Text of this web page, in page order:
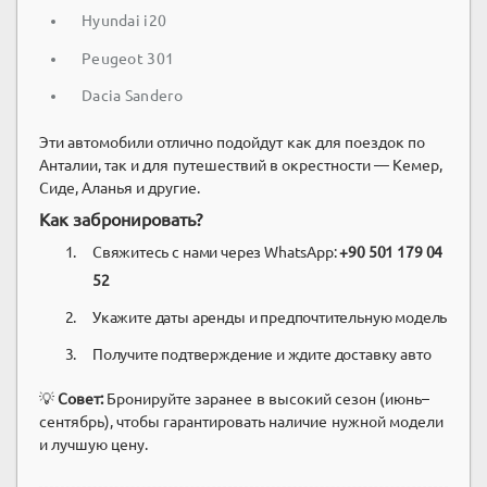
Hyundai i20
Peugeot 301
Dacia Sandero
Эти автомобили отлично подойдут как для поездок по
Анталии, так и для путешествий в окрестности — Кемер,
Сиде, Аланья и другие.
Как забронировать?
Свяжитесь с нами через WhatsApp:+90 501 179 04
52
Укажите даты аренды и предпочтительную модель
Получите подтверждение и ждите доставку авто
💡Совет:Бронируйте заранее в высокий сезон (июнь–
сентябрь), чтобы гарантировать наличие нужной модели
и лучшую цену.